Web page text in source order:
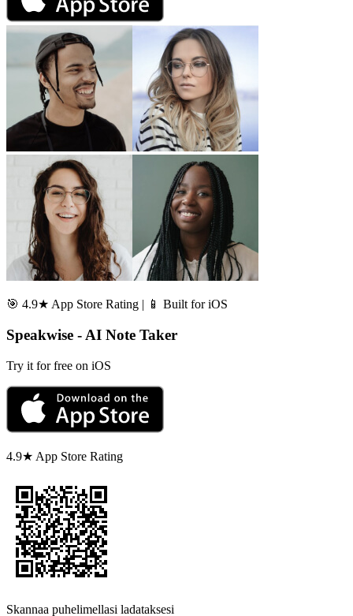
🎯 4.9★ App Store Rating | 📱 Built for iOS
Speakwise - AI Note Taker
Try it for free on iOS
4.9★ App Store Rating
Skannaa puhelimellasi ladataksesi